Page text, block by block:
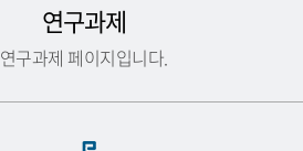
연구과제
연구과제 페이지입니다.